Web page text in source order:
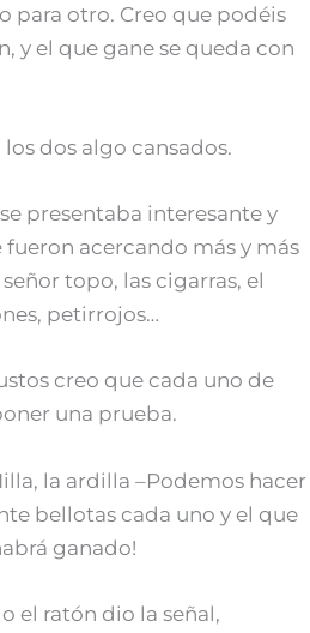
para otro. Creo que podéis
y el que gane se queda con
dos algo cansados.
presentaba interesante y
acercando más y más
topo, las cigarras, el
petirrojos…
creo que cada uno de
una prueba.
la ardilla –Podemos hacer
bellotas cada uno y el que
ganado!
el ratón dio la señal,